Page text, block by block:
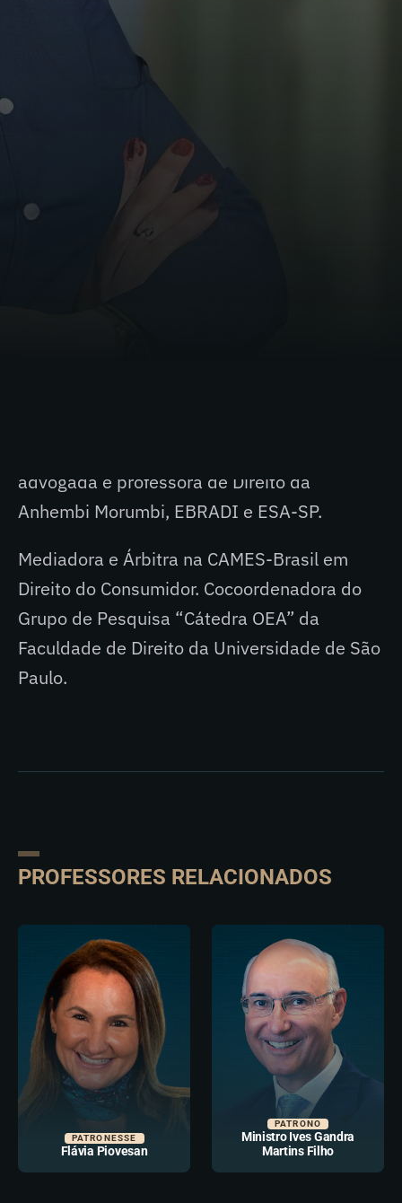
Foi estagiária da Comissão Interamericana
de Direitos Humanos em Washington, DC, e
do Escritório do Alto Comissariado das
Genebra, Suíça.
Tem experiência nos seguintes temas: Direito
Internacional dos Direitos Humanos, Gênero
advogada e professora de Direito da
Anhembi Morumbi, EBRADI e ESA-SP.
Mediadora e Árbitra na CAMES-Brasil em
Direito do Consumidor. Cocoordenadora do
Grupo de Pesquisa “Cátedra OEA” da
Faculdade de Direito da Universidade de São
Paulo.
PROFESSORES RELACIONADOS
PATRONESSE
Flávia Piovesan
PATRONO
Ministro Ives Gandra
Martins Filho